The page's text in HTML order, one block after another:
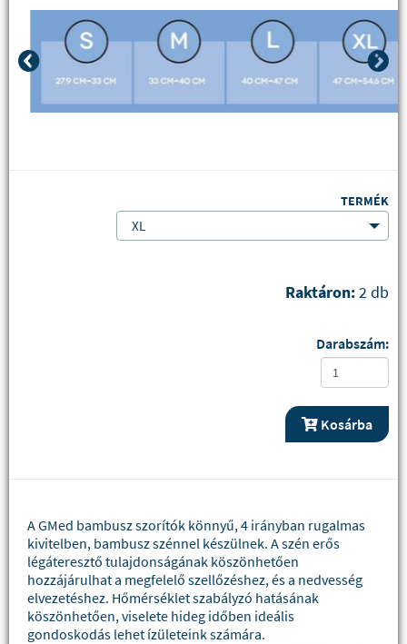
TERMÉK
XL
Raktáron:2 db
Darabszám:
Kosárba
A GMed bambusz szorítók könnyű, 4 irányban rugalmas
kivitelben, bambusz szénnel készülnek. A szén erős
légáteresztő tulajdonságának köszönhetően
hozzájárulhat a megfelelő szellőzéshez, és a nedvesség
elvezetéshez. Hőmérséklet szabályzó hatásának
köszönhetően, viselete hideg időben ideális
gondoskodás lehet ízületeink számára.